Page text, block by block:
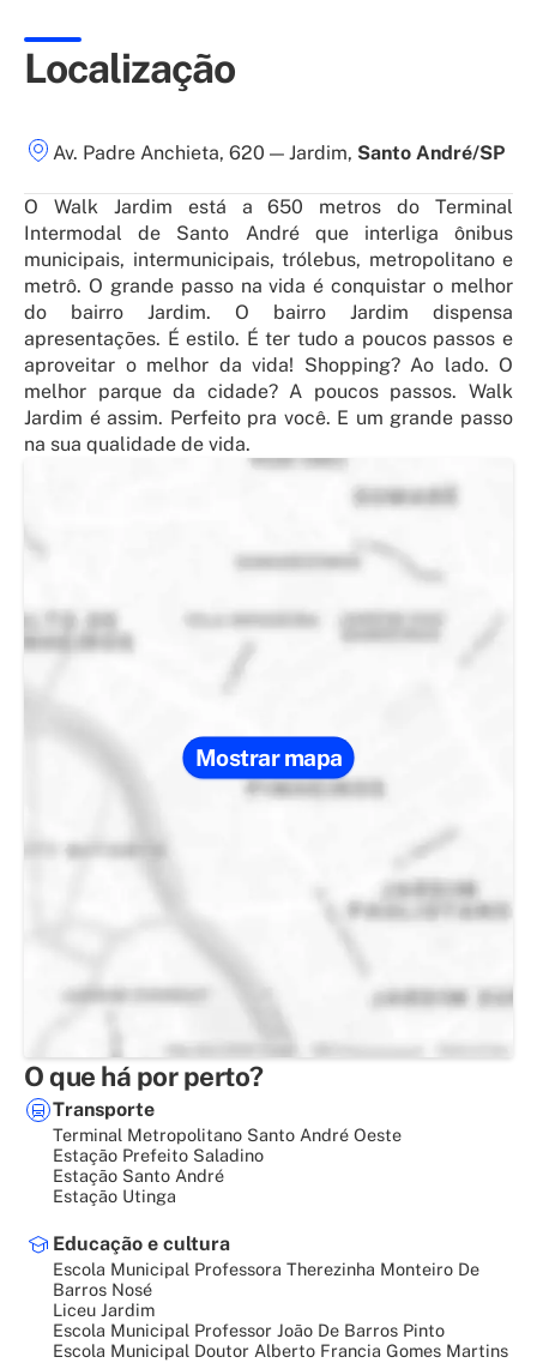
Localização
Av. Padre Anchieta, 620 — Jardim, Santo André/SP
O Walk Jardim está a 650 metros do Terminal
Intermodal de Santo André que interliga ônibus
municipais, intermunicipais, trólebus, metropolitano e
metrô. O grande passo na vida é conquistar o melhor
do bairro Jardim. O bairro Jardim dispensa
apresentações. É estilo. É ter tudo a poucos passos e
aproveitar o melhor da vida! Shopping? Ao lado. O
melhor parque da cidade? A poucos passos. Walk
Jardim é assim. Perfeito pra você. E um grande passo
na sua qualidade de vida.
Mostrar mapa
O que há por perto?
Transporte
Terminal Metropolitano Santo André Oeste
Estação Prefeito Saladino
Estação Santo André
Estação Utinga
Educação e cultura
Escola Municipal Professora Therezinha Monteiro De
Barros Nosé
Liceu Jardim
Escola Municipal Professor João De Barros Pinto
Escola Municipal Doutor Alberto Francia Gomes Martins